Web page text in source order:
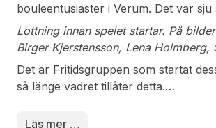
bouleentusiaster i Verum. Det var
Lottning innan spelet startar. På bilden syns från
Birger Kjerstensson, Lena Holmberg, Stina Nilsson, Ingvar Larsson.
Troedsson
Det är Fritidsgruppen som startat
så länge vädret tillåter detta.
dags att grilla medhavd korv och ha
Läs mer …